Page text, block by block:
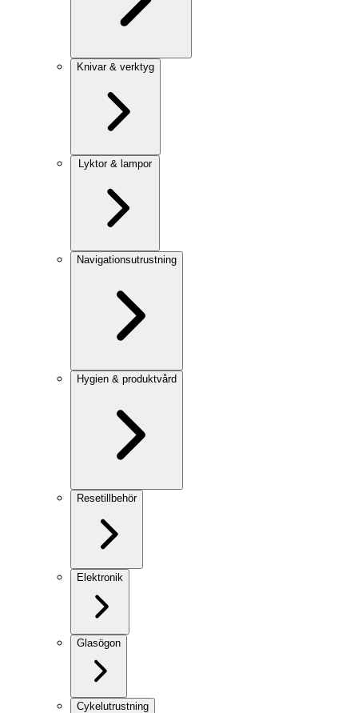
Knivar & verktyg
Lyktor & lampor
Navigationsutrustning
Hygien & produktvård
Resetillbehör
Elektronik
Glasögon
Cykelutrustning